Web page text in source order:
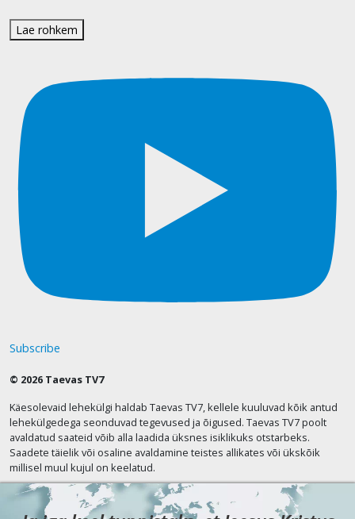
Lae rohkem
Subscribe
© 2026 Taevas TV7
Käesolevaid lehekülgi haldab Taevas TV7, kellele kuuluvad kõik antud
lehekülgedega seonduvad tegevused ja õigused. Taevas TV7 poolt
avaldatud saateid võib alla laadida üksnes isiklikuks otstarbeks.
Saadete täielik või osaline avaldamine teistes allikates või ükskõik
millisel muul kujul on keelatud.